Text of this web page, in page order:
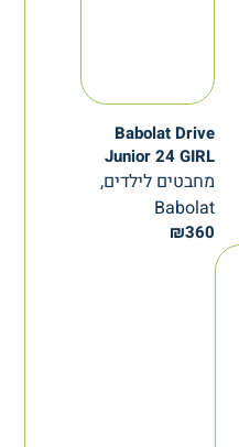
Babolat Drive
Junior 24 GIRL
מחבטים לילדים,
Babolat
₪360